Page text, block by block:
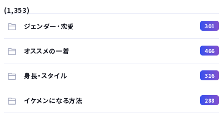
(1,353)
ジェンダー・恋愛
301
オススメの一着 466
身長・スタイル 316
イケメンになる方法 288